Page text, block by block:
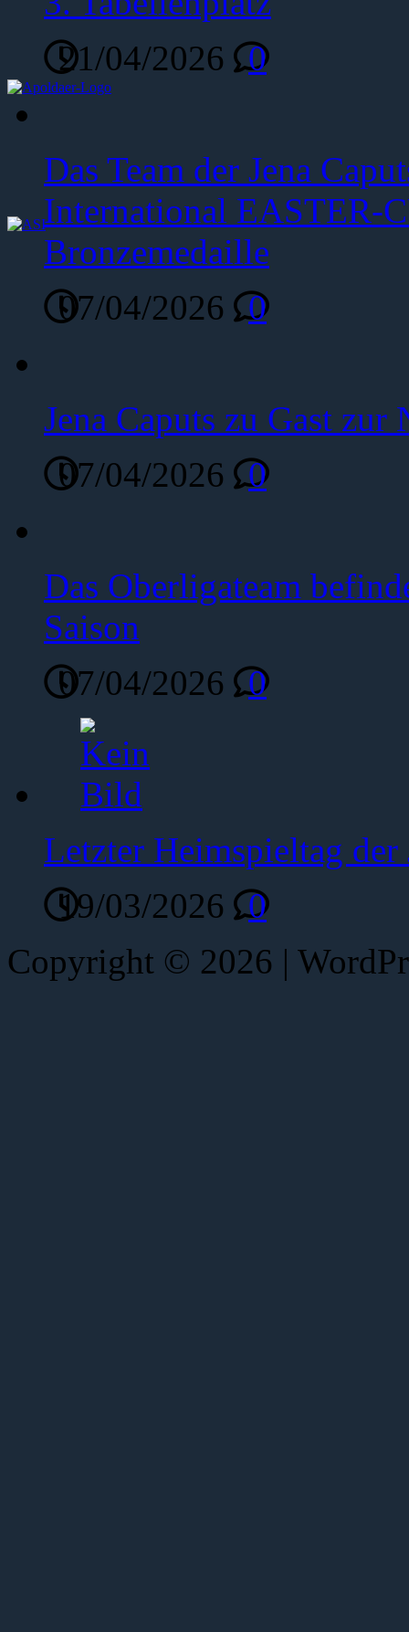
21/04/2026
0
Das Team der Jena
International EASTER-
Bronzemedaille
07/04/2026
0
Jena Caputs zu Gast zur
07/04/2026
0
Das Oberligateam
Saison
07/04/2026
0
Letzter Heimspieltag der
19/03/2026
0
Copyright © 2026 |